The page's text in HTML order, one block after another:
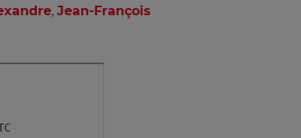
, Jean-François